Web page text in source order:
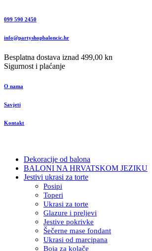
099 590 2450
info@partyshopbaloncic.hr
Besplatna dostava iznad 499,00 kn
Sigurnost i plaćanje
O nama
Savjeti
Kontakt
Dekoracije od balona
BALONI NA HRVATSKOM JEZIKU
Jestivi ukrasi za torte
Posipi
Toperi
Ukrasi za torte
Glazure i preljevi
Jestive pokrivke
Šečerne mase fondant
Ukrasi od marcipana
Boja za kolače